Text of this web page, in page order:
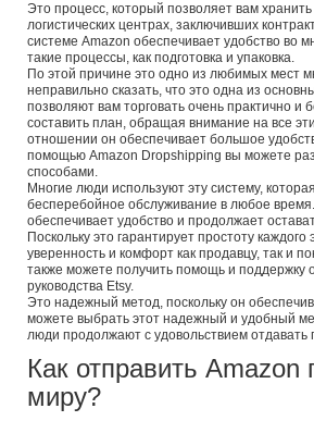
Это процесс, который позволяет вам
логистических центрах, заключивших
системе Amazon обеспечивает удобство во
такие процессы, как подготовка и упаковка.
По этой причине это одно из любимых мест
неправильно сказать, что это одна из
позволяют вам торговать очень практично и
составить план, обращая внимание на все
отношении он обеспечивает большое
помощью Amazon Dropshipping вы можете
способами.
Многие люди используют эту систему,
бесперебойное обслуживание в любое
обеспечивает удобство и продолжает
Поскольку это гарантирует простоту
уверенность и комфорт как продавцу, так и
также можете получить помощь и поддержку
руководства Etsy.
Это надежный метод, поскольку он
можете выбрать этот надежный и удобный
люди продолжают с удовольствием
Как отправить Amazon
миру?